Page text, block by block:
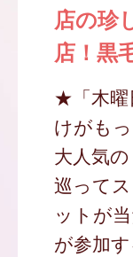
店の珍
店！黒
★「木曜
けがも
大人気
巡って
ットが
が参加